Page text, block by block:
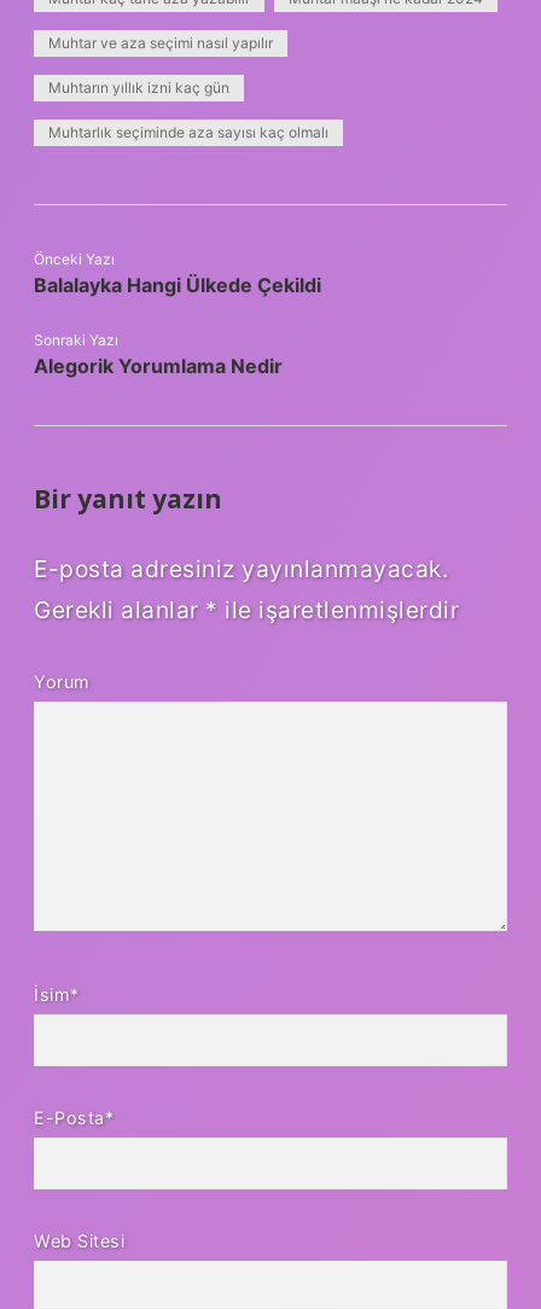
Muhtar ve aza seçimi nasıl yapılır
Muhtarın yıllık izni kaç gün
Muhtarlık seçiminde aza sayısı kaç olmalı
Önceki Yazı
Balalayka Hangi Ülkede Çekildi
Sonraki Yazı
Alegorik Yorumlama Nedir
Bir yanıt yazın
E-posta adresiniz yayınlanmayacak.
Gerekli alanlar * ile işaretlenmişlerdir
Yorum
İsim*
E-Posta*
Web Sitesi